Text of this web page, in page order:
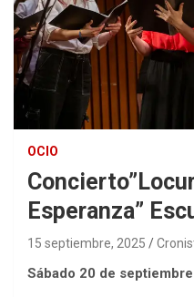
OCIO
Esperanza”
15 septiembre, 2025
Sábado 20 de